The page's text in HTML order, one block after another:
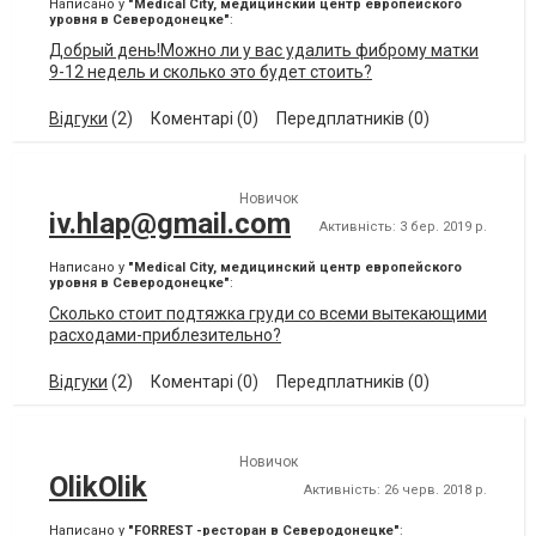
Написано у "Medical Сity, медицинский центр европейского
уровня в Северодонецке":
Добрый день!Можно ли у вас удалить фиброму матки
9-12 недель и сколько это будет стоить?
Відгуки (2) Коментарі (0) Передплатників (0)
Новичок
iv.hlap@gmail.com Активність: 3 бер. 2019 р.
Написано у "Medical Сity, медицинский центр европейского
уровня в Северодонецке":
Сколько стоит подтяжка груди со всеми вытекающими
расходами-приблезительно?
Відгуки (2) Коментарі (0) Передплатників (0)
Новичок
OlikOlik Активність: 26 черв. 2018 р.
Написано у "FORREST -ресторан в Северодонецке":